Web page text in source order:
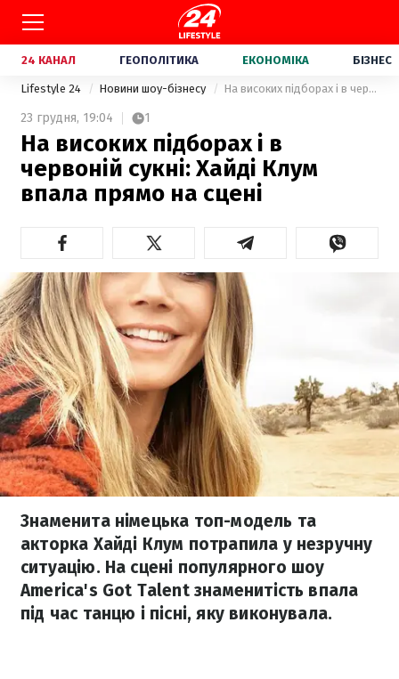
24 КАНАЛ ГЕОПОЛІТИКА ЕКОНОМІКА БІЗНЕС
Lifestyle 24 Новини шоу-бізнесу На високих підборах і в червоній сукні: Хайді Клум впала прямо на сцені
23 грудня, 19:04 1
На високих підборах і в
червоній сукні: Хайді Клум
впала прямо на сцені
Знаменита німецька топ-модель та
акторка Хайді Клум потрапила у незручну
ситуацію. На сцені популярного шоу
America's Got Talent знаменитість впала
під час танцю і пісні, яку виконувала.